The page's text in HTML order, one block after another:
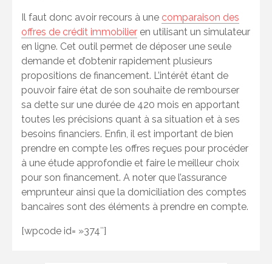
Il faut donc avoir recours à une comparaison des
offres de crédit immobilier en utilisant un simulateur
en ligne. Cet outil permet de déposer une seule
demande et d’obtenir rapidement plusieurs
propositions de financement. L’intérêt étant de
pouvoir faire état de son souhaite de rembourser
sa dette sur une durée de 420 mois en apportant
toutes les précisions quant à sa situation et à ses
besoins financiers. Enfin, il est important de bien
prendre en compte les offres reçues pour procéder
à une étude approfondie et faire le meilleur choix
pour son financement. A noter que l’assurance
emprunteur ainsi que la domiciliation des comptes
bancaires sont des éléments à prendre en compte.
[wpcode id= »374″]